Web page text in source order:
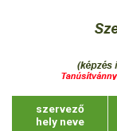
szervező
hely neve